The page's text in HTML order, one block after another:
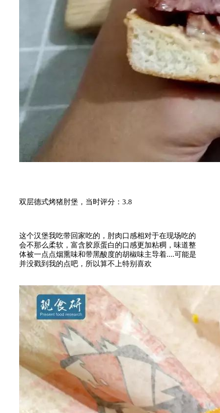
双层德式烤猪肘堡，当时评分：3.8
这个汉堡我吃带回家吃的，肘肉口感相对于在现场吃的
会不那么柔软，富含胶原蛋白的口感更加粘稠，味道整
体被一点点烟熏味和带黑酸度的胡椒味主导着....可能是
并没戳到我的点吧，所以算不上特别喜欢